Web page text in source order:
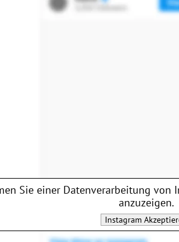
Sie einer Datenverarbeitung von
anzuzeigen.
Instagram